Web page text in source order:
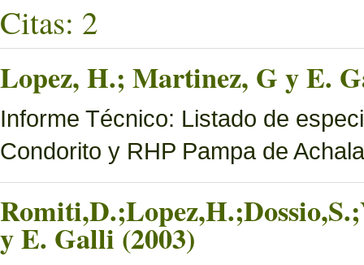
Citas: 2
Lopez, H.; Martinez, G y E.
Informe Técnico: Listado de
Condorito y RHP Pampa de Achala
y E. Galli (2003)